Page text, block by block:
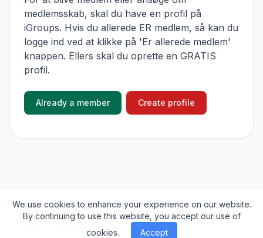
medlemsskab, skal du have en profil på
iGroups. Hvis du allerede ER medlem, så kan du
logge ind ved at klikke på 'Er allerede medlem'
knappen. Ellers skal du oprette en GRATIS
profil.
Already a member Create profile
© 2026iGroups.io. All rights reserved.
Privacy Contact
We use cookies to enhance your experience on our website.
By continuing to use this website, you accept our use of
cookies.
Accept